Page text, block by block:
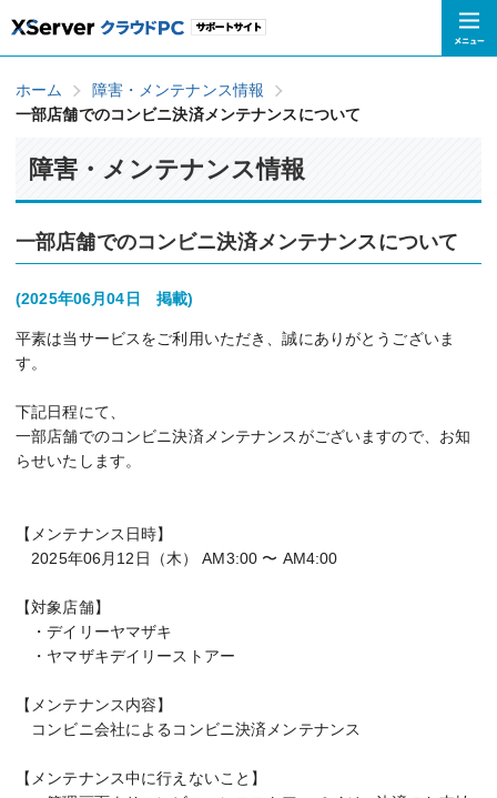
ホーム
障害・メンテナンス情報
一部店舗でのコンビニ決済メンテナンスについて
障害・メンテナンス情報
一部店舗でのコンビニ決済メンテナンスについて
(2025年06月04日 掲載)
平素は当サービスをご利用いただき、誠にありがとうございま
す。
下記日程にて、
一部店舗でのコンビニ決済メンテナンスがございますので、お知
らせいたします。
【メンテナンス日時】
2025年06月12日（木） AM3:00 〜 AM4:00
【対象店舗】
・デイリーヤマザキ
・ヤマザキデイリーストアー
【メンテナンス内容】
コンビニ会社によるコンビニ決済メンテナンス
【メンテナンス中に行えないこと】